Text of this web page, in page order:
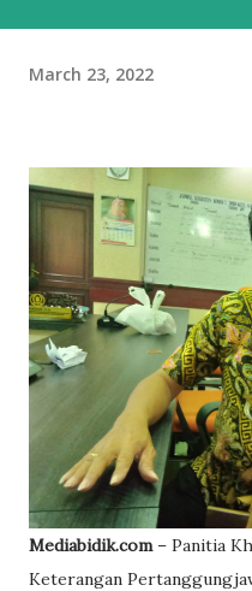
March 23, 2022
Mediabidik.com– Panitia
Keterangan